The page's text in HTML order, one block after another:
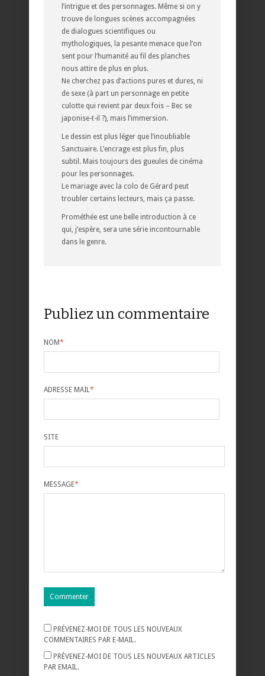
l’intrigue et des personnages. Même si on y
trouve de longues scènes accompagnées
de dialogues scientifiques ou
mythologiques, la pesante menace que l’on
sent pour l’humanité au fil des planches
nous attire de plus en plus.
Ne cherchez pas d’actions pures et dures, ni
de sexe (à part un personnage en petite
culotte qui revient par deux fois – Bec se
japonise-t-il ?), mais l’immersion.
Le dessin est plus léger que l’inoubliable
Sanctuaire. L’encrage est plus fin, plus
subtil. Mais toujours des gueules de cinéma
pour les personnages.
Le mariage avec la colo de Gérard peut
troubler certains lecteurs, mais ça passe.
Prométhée est une belle introduction à ce
qui, j’espère, sera une série incontournable
dans le genre.
Publiez un commentaire
NOM*
ADRESSE MAIL *
SITE
MESSAGE*
PRÉVENEZ-MOI DE TOUS LES NOUVEAUX
COMMENTAIRES PAR E-MAIL.
PRÉVENEZ-MOI DE TOUS LES NOUVEAUX ARTICLES
PAR EMAIL.